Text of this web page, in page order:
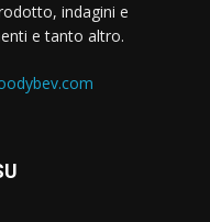
indagini e
e tanto altro.